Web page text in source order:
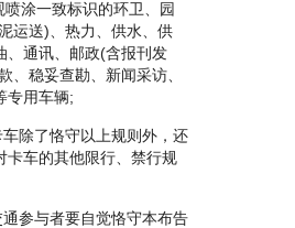
涂一致标识的环卫、园
运送)、热力、供水、供
、通讯、邮政(含报刊发
、稳妥查勘、新闻采访、
专用车辆;
了恪守以上规则外，还
卡车的其他限行、禁行规
与者要自觉恪守本布告